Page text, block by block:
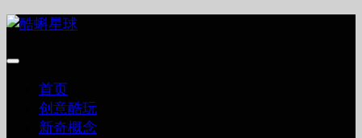
跳
内
首页
创意酷玩
新奇概念